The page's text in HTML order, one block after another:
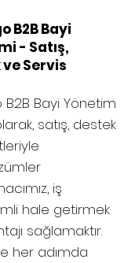
B2B Bayi
- Satış,
Servis
B2B Bayi Yönetim
satış, destek
iş
hale getirmek
sağlamaktır.
her adımda